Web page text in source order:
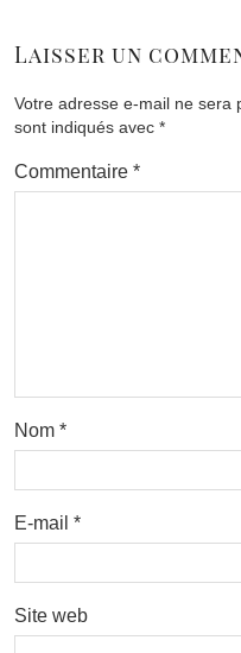
Laisser un
Votre adresse e-mail ne sera
sont indiqués avec *
Commentaire *
Nom *
E-mail *
Site web